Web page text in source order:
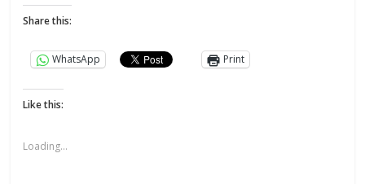
Share this:
WhatsApp Print
Like this:
Loading...